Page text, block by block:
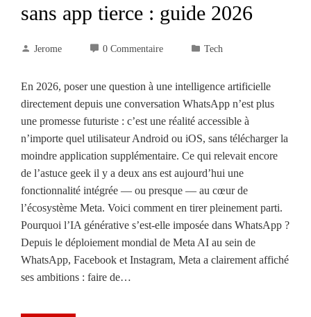
sans app tierce : guide 2026
Jerome 0 Commentaire Tech
En 2026, poser une question à une intelligence artificielle
directement depuis une conversation WhatsApp n’est plus
une promesse futuriste : c’est une réalité accessible à
n’importe quel utilisateur Android ou iOS, sans télécharger la
moindre application supplémentaire. Ce qui relevait encore
de l’astuce geek il y a deux ans est aujourd’hui une
fonctionnalité intégrée — ou presque — au cœur de
l’écosystème Meta. Voici comment en tirer pleinement parti.
Pourquoi l’IA générative s’est-elle imposée dans WhatsApp ?
Depuis le déploiement mondial de Meta AI au sein de
WhatsApp, Facebook et Instagram, Meta a clairement affiché
ses ambitions : faire de…